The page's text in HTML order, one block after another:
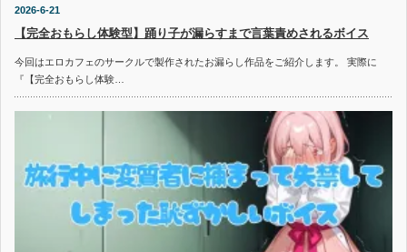
2026-6-21
【完全おもらし体験型】踊り子が漏らすまで言葉責めされるボイス
今回はエロカフェのサークルで製作されたお漏らし作品をご紹介します。 実際に
『【完全おもらし体験…